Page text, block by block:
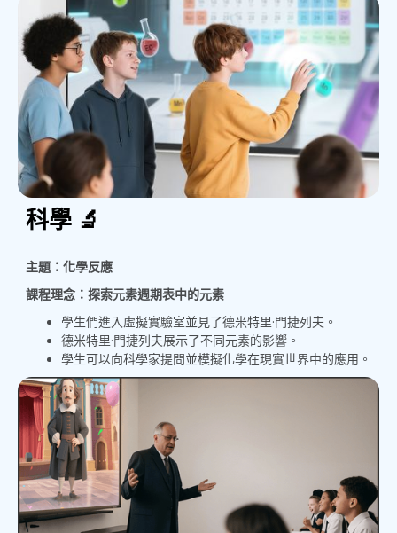
科學 🔬
主題：化學反應
課程理念：探索元素週期表中的元素
學生們進入虛擬實驗室並見了德米特里·門捷列夫。
德米特里·門捷列夫展示了不同元素的影響。
學生可以向科學家提問並模擬化學在現實世界中的應用。